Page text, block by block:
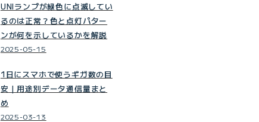
UNIランプが緑色に点滅してい
るのは正常？色と点灯パター
ンが何を示しているかを解説
2025-05-15
1日にスマホで使うギガ数の目
安｜用途別データ通信量まと
め
2025-03-13